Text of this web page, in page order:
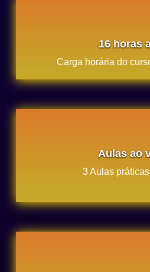
16 horas
Carga horária do
Aulas ao
3 Aulas